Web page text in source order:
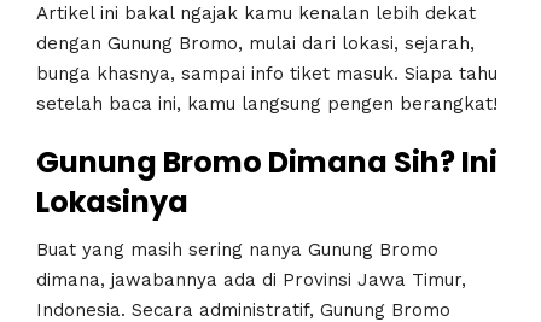
Artikel ini bakal ngajak kamu kenalan lebih dekat
dengan Gunung Bromo, mulai dari lokasi, sejarah,
bunga khasnya, sampai info tiket masuk. Siapa tahu
setelah baca ini, kamu langsung pengen berangkat!
Gunung Bromo Dimana Sih? Ini
Lokasinya
Buat yang masih sering nanya Gunung Bromo
dimana, jawabannya ada di Provinsi Jawa Timur,
Indonesia. Secara administratif, Gunung Bromo